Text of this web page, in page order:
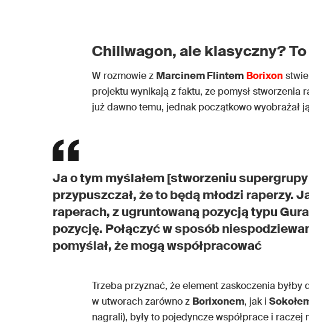
Chillwagon, ale klasyczny?
W rozmowie z Marcinem Flintem Borixon
projektu wynikają z faktu, ze pomysł stworzenia
już dawno temu, jednak początkowo wyobrażał
Ja o tym myślałem [stworzeniu
przypuszczał, że to będą młodzi raperzy.
raperach, z ugruntowaną pozycją typu
pozycję. Połączyć w sposób
pomyślał, że mogą współpracować
Trzeba przyznać, że element zaskoczenia byłby
w utworach zarówno z Borixonem, jak i
nagrali), były to pojedyncze współprace i